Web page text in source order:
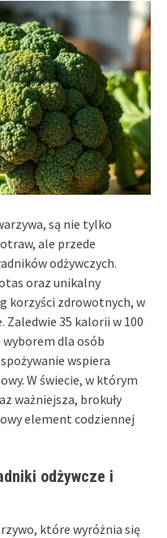
są nie tylko
ale przede
odżywczych.
oraz unikalny
korzyści zdrowotnych, w
35 kalorii w 100
dla osób
wspiera
W świecie, w którym
ważniejsza, brokuły
element codziennej
odżywcze i
które wyróżnia się